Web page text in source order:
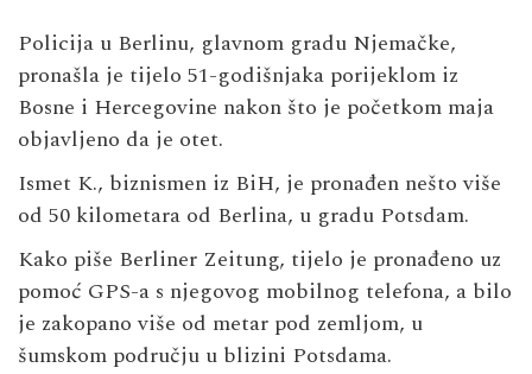
Policija u Berlinu, glavnom gradu Njemačke,
pronašla je tijelo 51-godišnjaka porijeklom iz
Bosne i Hercegovine nakon što je početkom maja
objavljeno da je otet.
Ismet K., biznismen iz BiH, je pronađen nešto više
od 50 kilometara od Berlina, u gradu Potsdam.
Kako piše Berliner Zeitung, tijelo je pronađeno uz
pomoć GPS-a s njegovog mobilnog telefona, a bilo
je zakopano više od metar pod zemljom, u
šumskom području u blizini Potsdama.